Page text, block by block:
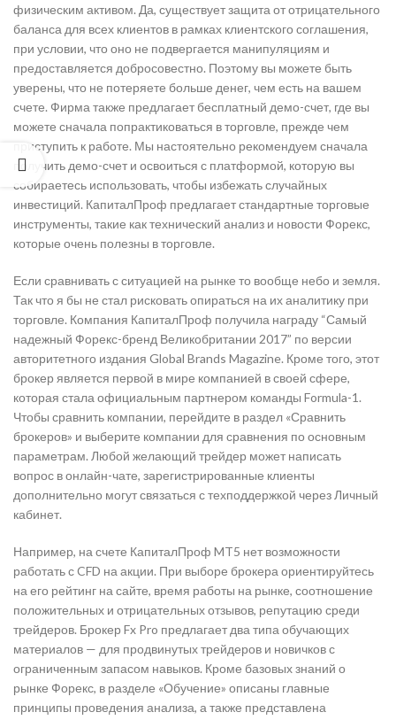
физическим активом. Да, существует защита от отрицательного
баланса для всех клиентов в рамках клиентского соглашения,
при условии, что оно не подвергается манипуляциям и
предоставляется добросовестно. Поэтому вы можете быть
уверены, что не потеряете больше денег, чем есть на вашем
счете. Фирма также предлагает бесплатный демо-счет, где вы
можете сначала попрактиковаться в торговле, прежде чем
приступить к работе. Мы настоятельно рекомендуем сначала
получить демо-счет и освоиться с платформой, которую вы
собираетесь использовать, чтобы избежать случайных
инвестиций. КапиталПроф предлагает стандартные торговые
инструменты, такие как технический анализ и новости Форекс,
которые очень полезны в торговле.
Если сравнивать с ситуацией на рынке то вообще небо и земля.
Так что я бы не стал рисковать опираться на их аналитику при
торговле. Компания КапиталПроф получила награду “Самый
надежный Форекс-бренд Великобритании 2017” по версии
авторитетного издания Global Brands Magazine. Кроме того, этот
брокер является первой в мире компанией в своей сфере,
которая стала официальным партнером команды Formula-1.
Чтобы сравнить компании, перейдите в раздел «Сравнить
брокеров» и выберите компании для сравнения по основным
параметрам. Любой желающий трейдер может написать
вопрос в онлайн-чате, зарегистрированные клиенты
дополнительно могут связаться с техподдержкой через Личный
кабинет.
Например, на счете КапиталПроф MT5 нет возможности
работать с CFD на акции. При выборе брокера ориентируйтесь
на его рейтинг на сайте, время работы на рынке, соотношение
положительных и отрицательных отзывов, репутацию среди
трейдеров. Брокер Fx Pro предлагает два типа обучающих
материалов — для продвинутых трейдеров и новичков с
ограниченным запасом навыков. Кроме базовых знаний о
рынке Форекс, в разделе «Обучение» описаны главные
принципы проведения анализа, а также представлена